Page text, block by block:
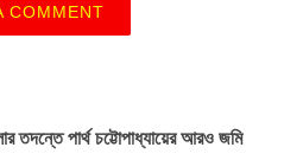
COMMENT
তদন্তে পার্থ চট্টোপাধ্যায়ের আরও জমি